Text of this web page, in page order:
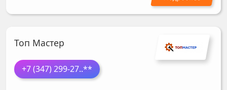
Топ Мастер
+7 (347) 299-27..**